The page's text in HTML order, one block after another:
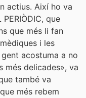
actius. Així ho va
que
que més li fan
i les
gent acostuma a no
més delicades», va
també va
més rebem